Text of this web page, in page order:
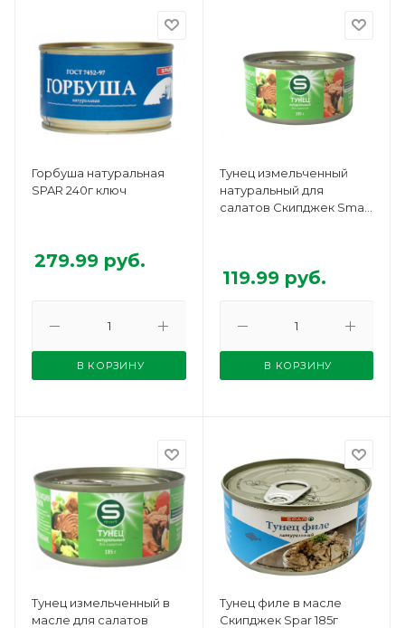
Горбуша натуральная
SPAR 240г ключ
279.99 руб.
В КОРЗИНУ
Тунец измельченный
натуральный для
салатов Скипджек Smart
119.99руб.
В КОРЗИНУ
Тунец измельченный в
масле для салатов
Тунец филе в масле
Скипджек Spar 185г